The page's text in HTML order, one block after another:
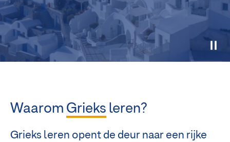
Waarom Grieks leren?
Grieks leren opent de deur naar een rijke